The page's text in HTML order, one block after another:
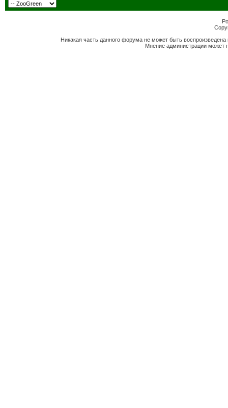
Никакая часть данного форума не может быть
Мнение администрации может